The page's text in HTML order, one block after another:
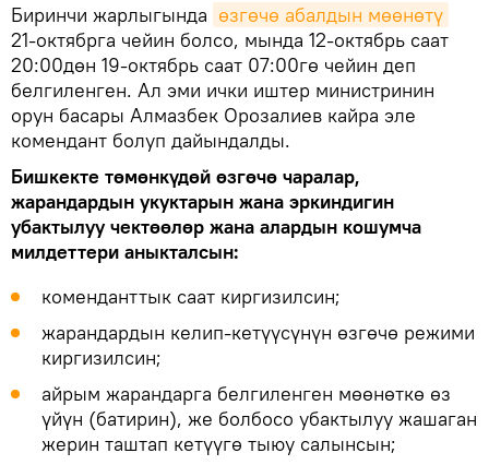
Биринчи жарлыгында өзгөчө абалдын мөөнөтү
21-октябрга чейин болсо, мында 12-октябрь саат
20:00дөн 19-октябрь саат 07:00гө чейин деп
белгиленген. Ал эми ички иштер министринин
орун басары Алмазбек Орозалиев кайра эле
комендант болуп дайындалды.
Бишкекте төмөнкүдөй өзгөчө чаралар,
жарандардын укуктарын жана эркиндигин
убактылуу чектөөлөр жана алардын кошумча
милдеттери аныкталсын:
коменданттык саат киргизилсин;
жарандардын келип-кетүүсүнүн өзгөчө режими
киргизилсин;
айрым жарандарга белгиленген мөөнөткө өз
үйүн (батирин), же болбосо убактылуу жашаган
жерин таштап кетүүгө тыюу салынсын;